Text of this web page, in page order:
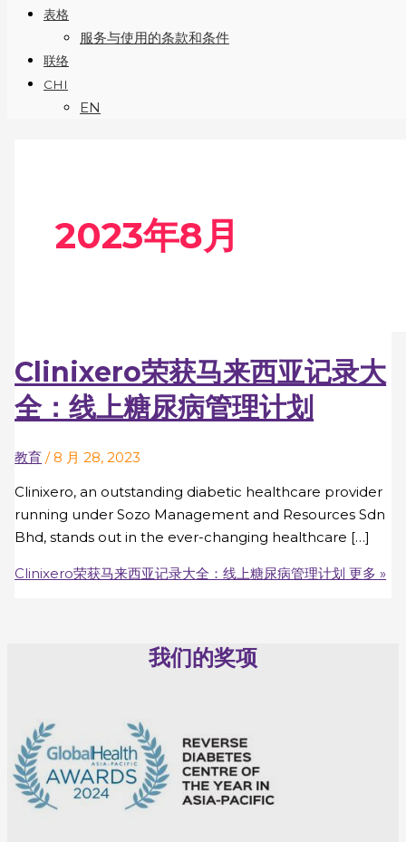
表格
服务与使用的条款和条件
联络
CHI
EN
2023年8月
Clinixero荣获马来西亚记录大
全：线上糖尿病管理计划
教育 / 8 月 28, 2023
Clinixero, an outstanding diabetic healthcare provider
running under Sozo Management and Resources Sdn
Bhd, stands out in the ever-changing healthcare […]
Clinixero荣获马来西亚记录大全：线上糖尿病管理计划 更多 »
我们的奖项